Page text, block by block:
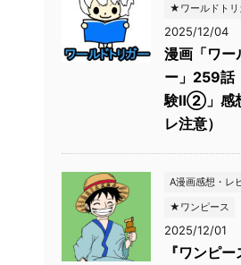
★ワールドトリ
2025/12/04
漫画「ワー
ー」259話
験Ⅱ②」感
レ注意）
A漫画感想・レ
★ワンピース
2025/12/01
『ワンピ